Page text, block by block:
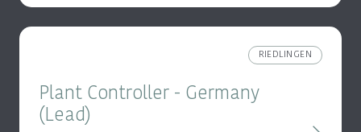
RIEDLINGEN
Plant Controller - Germany
(Lead)